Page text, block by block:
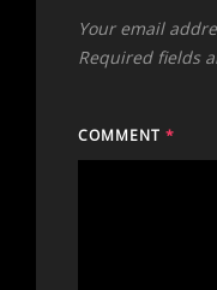
Your email
Required fields
COMMENT *